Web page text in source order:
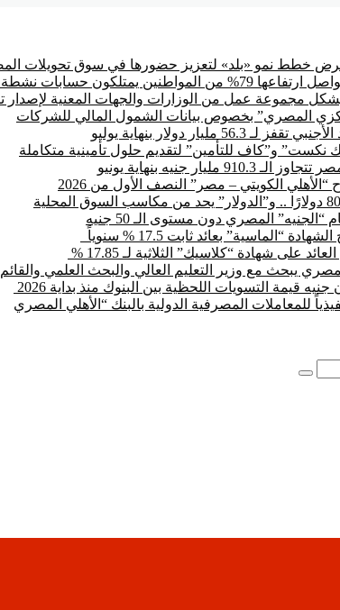
خطط نمو «بلد» لتعزيز حضورها في سوق تحويلات
نشطة تمكنهم من إجراء معاملات مالية
مجموعة عمل من الوزارات والجهات المعنية لإصدار
المصري” بخصوص بيانات الشمول المالي للشركات
مليار دولار بنهاية يوليو
نكست” و”كاف للتأمين” لتقديم حلول تأمينية متكاملة
“الجنيه” المصري دون مستوى الـ 50 جنيه
“الماسية” بعائد ثابت 17.5 % سنوياً
على شهادة “كلاسيك” الثلاثية لـ 17.85 %
يبحث مع وزير التعليم العالي والبحث العلمي
للمعاملات المصرفية الدولية بالبنك “الأهلي المصري
بحث